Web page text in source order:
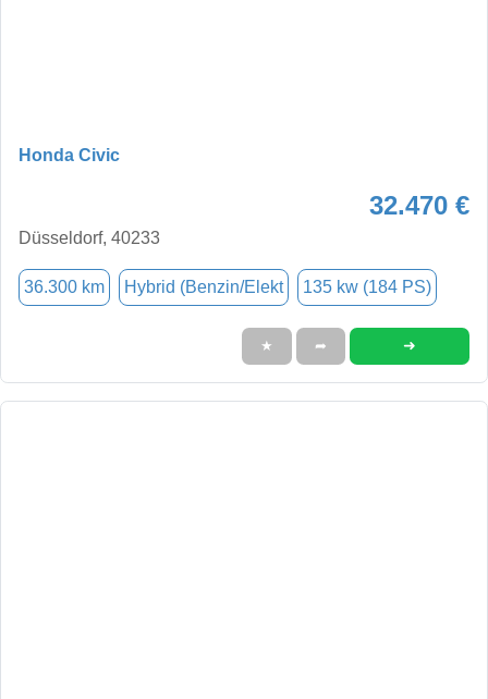
Honda Civic
32.470 €
Düsseldorf, 40233
36.300 km Hybrid (Benzin/Elekt 135 kw (184 PS)
★ ➦ ➜